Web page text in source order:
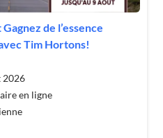
de l’essence
Tim Hortons!
2026
en ligne